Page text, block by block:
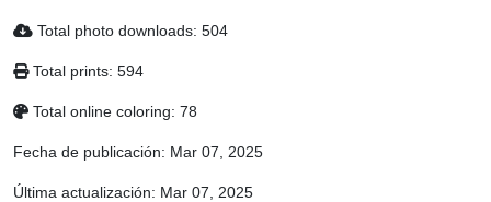
Total photo downloads: 504
Total prints: 594
Total online coloring: 78
Fecha de publicación: Mar 07, 2025
Última actualización: Mar 07, 2025